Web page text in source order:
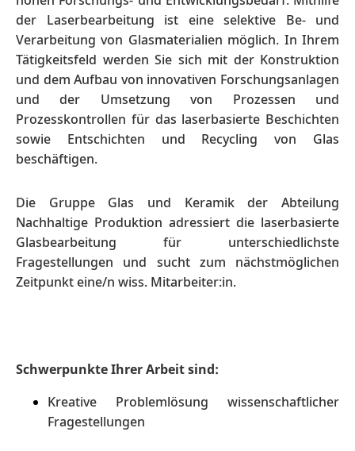
der Laserbearbeitung ist eine selektive Be- und
Verarbeitung von Glasmaterialien möglich. In Ihrem
Tätigkeitsfeld werden Sie sich mit der Konstruktion
und dem Aufbau von innovativen Forschungsanlagen
und der Umsetzung von Prozessen und
Prozesskontrollen für das laserbasierte Beschichten
sowie Entschichten und Recycling von Glas
beschäftigen.
Die Gruppe Glas und Keramik der Abteilung
Nachhaltige Produktion adressiert die laserbasierte
Glasbearbeitung für unterschiedlichste
Fragestellungen und sucht zum nächstmöglichen
Zeitpunkt eine/n wiss. Mitarbeiter:in.
Schwerpunkte Ihrer Arbeit sind:
Kreative Problemlösung wissenschaftlicher
Fragestellungen